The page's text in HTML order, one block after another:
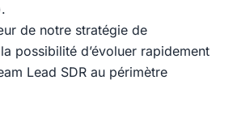
de notre stratégie de
possibilité d’évoluer rapidement
Lead SDR au périmètre